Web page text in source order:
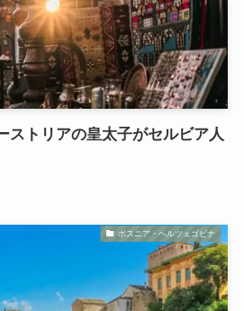
ストリアの皇太子がセルビア人
ボスニア・ヘルツェゴビナ